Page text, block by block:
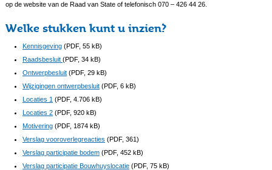
op de website van de Raad van State of telefonisch 070 – 426 44 26.
Welke stukken kunt u inzien?
Kennisgeving(PDF, 55 kB)
Raadsbesluit (PDF, 34 kB)
Ontwerpbesluit(PDF, 29 kB)
Wijzigingen ontwerpbesluit(PDF, 6 kB)
Locaties 1 (PDF, 4.706 kB)
Locaties 2(PDF, 920 kB)
Motivering(PDF, 1874 kB)
Verslag vooroverlegreacties (PDF, 361)
Verslag participatie bodem(PDF, 452 kB)
Verslag participatie Bouwhuyslocatie(PDF, 75 kB)